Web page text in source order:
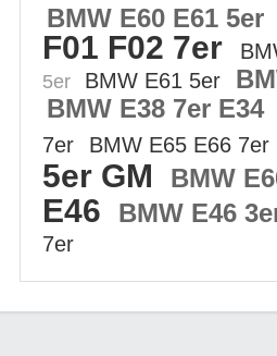
BMW E60 E61 5er
F01 F02 7er
5er BMW E61 5er
BMW E38 7er E34
7er BMW E65 E66 7er
5er GM BMW
E46 BMW E46
7er